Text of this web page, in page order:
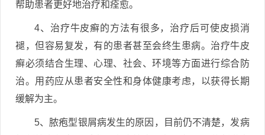
帮助患者更好地治疗和痊愈。
4、治疗牛皮癣的方法有很多，治疗后可使皮损消
褪，但容易复发，有的患者甚至会终生患病。治疗牛皮
癣必须结合生理、心理、社会、环境等方面进行综合防
治。用药应从患者安全性和身体健康考虑，以获得长期
缓解为主。
5、脓疱型银屑病发生的原因，目前仍不清楚，发病